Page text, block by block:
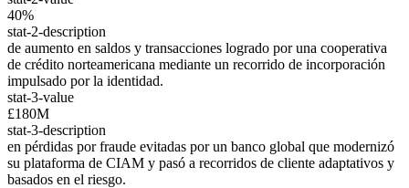
40%
stat-2-description
de aumento en saldos y transacciones logrado por una cooperativa
de crédito norteamericana mediante un recorrido de incorporación
impulsado por la identidad.
stat-3-value
£180M
stat-3-description
en pérdidas por fraude evitadas por un banco global que modernizó
su plataforma de CIAM y pasó a recorridos de cliente adaptativos y
basados en el riesgo.